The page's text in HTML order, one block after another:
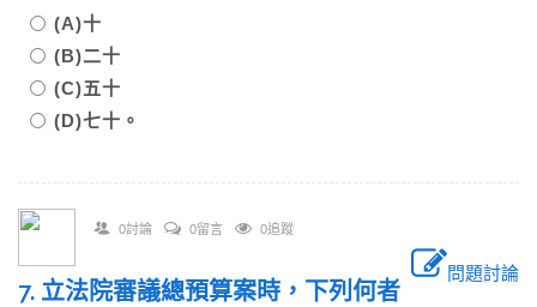
(A)十
(B)二十
(C)五十
(D)七十。
0討論 0留言 0追蹤
問題討論
7. 立法院審議總預算案時，下列何者